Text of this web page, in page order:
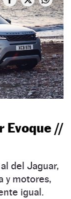
Evoque //
del Jaguar,
y motores,
igual.